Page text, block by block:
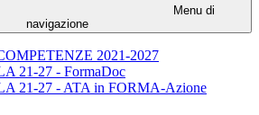
Menu di
navigazione
2021-2027
21-27 - FormaDoc
21-27 - ATA in FORMA-Azione